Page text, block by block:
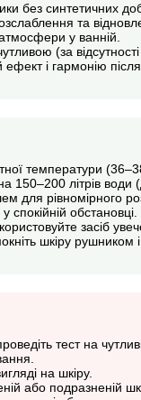
без синтетичних
та
у ванній.
(за відсутності
і гармонію
температури
150–200 літрів
для рівномірного
обстановці.
засіб
шкіру
тест на
на шкіру.
або подразненій